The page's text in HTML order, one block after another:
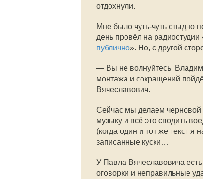
отдохнули.
Мне было чуть-чуть стыдно
день провёл на
публично». Но, с другой
— Вы не волнуйтесь,
монтажа и сокращений
Вячеславович.
Сейчас мы делаем
музыку и всё это сводить
(когда один и тот же текст я
записанные куски…
У Павла Вячеславовича
оговорки и неправильные